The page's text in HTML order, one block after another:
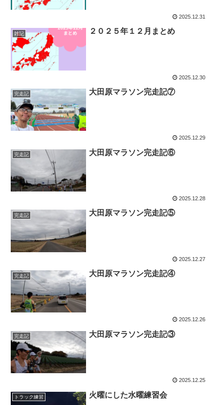
2025.12.31
雑記 ２０２５年１２月まとめ
2025.12.30
完走記 大田原マラソン完走記⑦
2025.12.29
完走記 大田原マラソン完走記⑥
2025.12.28
完走記 大田原マラソン完走記⑤
2025.12.27
完走記 大田原マラソン完走記④
2025.12.26
完走記 大田原マラソン完走記③
2025.12.25
トラック練習 火曜にした水曜練習会